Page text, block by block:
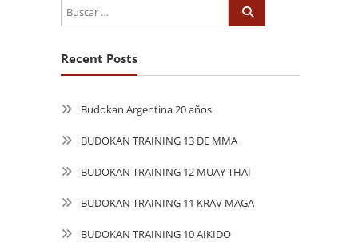
Recent Posts
Budokan Argentina 20 años
BUDOKAN TRAINING 13 DE MMA
BUDOKAN TRAINING 12 MUAY THAI
BUDOKAN TRAINING 11 KRAV MAGA
BUDOKAN TRAINING 10 AIKIDO